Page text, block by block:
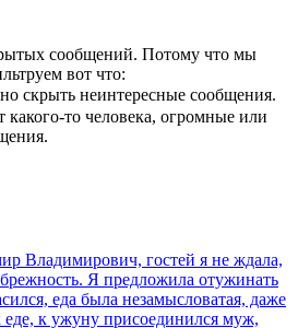
сообщений. Потому что мы
вот что:
скрыть неинтересные сообщения.
то человека, огромные или
Владимирович, гостей я не ждала,
Я предложила отужинать
еда была незамысловатая, даже
еде, к ужуну присоединился муж,